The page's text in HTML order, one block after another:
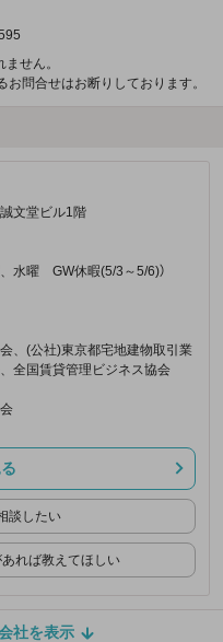
せん。
問合せはお断りしております。
文堂ビル1階
水曜 GW休暇(5/3～5/6)）
、(公社)東京都宅地建物取引業
全国賃貸管理ビジネス協会
談したい
れば教えてほしい
社を表示